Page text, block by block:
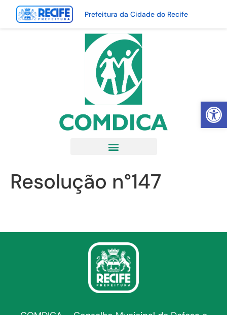
Abrir
Prefeitura da Cidade do Recife
Resolução n°147